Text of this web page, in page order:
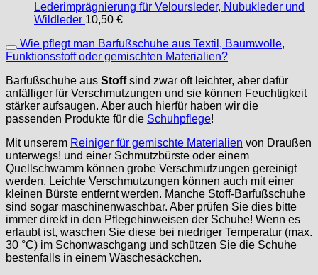
Lederimprägnierung für Veloursleder, Nubukleder und
Wildleder 10,50 €
Wie pflegt man Barfußschuhe aus Textil, Baumwolle,
Funktionsstoff oder gemischten Materialien?
Barfußschuhe aus Stoffsind zwar oft leichter, aber dafür
anfälliger für Verschmutzungen und sie können Feuchtigkeit
stärker aufsaugen. Aber auch hierfür haben wir die
passenden Produkte für die Schuhpflege!
Mit unserem Reiniger für gemischte Materialien von Draußen
unterwegs! und einer Schmutzbürste oder einem
Quellschwamm können grobe Verschmutzungen gereinigt
werden. Leichte Verschmutzungen können auch mit einer
kleinen Bürste entfernt werden. Manche Stoff-Barfußschuhe
sind sogar maschinenwaschbar. Aber prüfen Sie dies bitte
immer direkt in den Pflegehinweisen der Schuhe! Wenn es
erlaubt ist, waschen Sie diese bei niedriger Temperatur (max.
30 °C) im Schonwaschgang und schützen Sie die Schuhe
bestenfalls in einem Wäschesäckchen.